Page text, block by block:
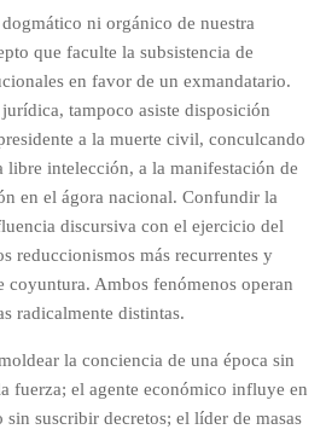
ni orgánico de nuestra
que faculte la subsistencia de
en favor de un exmandatario.
tampoco asiste disposición
a la muerte civil, conculcando
libre intelección, a la manifestación de
en el ágora nacional. Confundir la
discursiva con el ejercicio del
reduccionismos más recurrentes y
Ambos fenómenos operan
radicalmente distintas.
la conciencia de una época sin
fuerza; el agente económico influye en
suscribir decretos; el líder de masas